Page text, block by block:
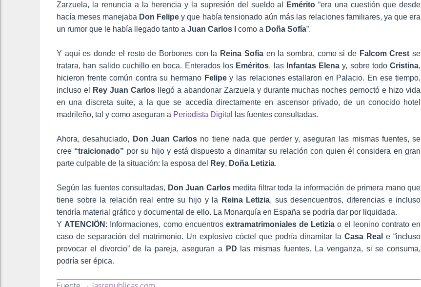
Zarzuela, la renuncia a la herencia y la supresión del sueldo al
Emérito “era una cuestión que desde
hacía meses manejaba Don Felipe y que había tensionado aún más las relaciones familiares, ya que era
un rumor que le había llegado tanto a Juan Carlos I como a Doña Sofía”.
Y aquí es donde el resto de Borbones con la Reina Sofiaen la sombra, como si de Falcom Crestse
tratara, han salido cuchillo en boca. Enterados los Eméritos, las Infantas Elena y, sobre todoCristina,
hicieron frente común contra su hermano Felipey las relaciones estallaron en Palacio. En ese tiempo,
incluso el
Rey Juan Carlosllegó a abandonar Zarzuela y durante muchas noches pernoctó e hizo vida
en una discreta suite, a la que se accedía directamente en ascensor privado, de un conocido hotel
madrileño, tal y como aseguran a Periodista Digital las fuentes consultadas.
Ahora, desahuciado, Don Juan Carlos no tiene nada que perder y, aseguran las mismas fuentes, se
cree “traicionado” por su hijo y está dispuesto a dinamitar su relación con quien él considera en gran
parte culpable de la situación: la esposa del
Rey, Doña Letizia.
Según las fuentes consultadas, Don Juan Carlosmedita filtrar toda la información de primera mano que
tiene sobre la relación real entre su hijo y la
Reina Letizia, sus desencuentros, diferencias e incluso
tendría material gráfico y documental de ello. La Monarquía en España se podría dar por liquidada.
Y ATENCIÖN : Informaciones, como encuentros extramatrimoniales de Letizia o el leonino contrato en
caso de separación del matrimonio. Un explosivo cóctel que podría dinamitar laCasa Real e “incluso
provocar el divorcio” de la pareja, aseguran a
PD las mismas fuentes. La venganza, si se consuma,
podría ser épica.